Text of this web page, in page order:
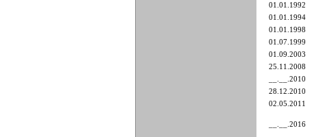
01.01.1992
01.01.1994
01.01.1998
01.07.1999
01.09.2003
25.11.2008
__.__.2010
28.12.2010
02.05.2011
__.__.2016